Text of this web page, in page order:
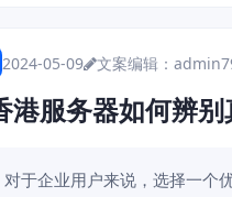
2024-05-09 文案编辑：admin
港服务器如何辨别
对于企业用户来说，选择一个